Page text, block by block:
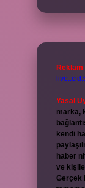
Yasal
marka,
kendi
haber
ve
Gerçek